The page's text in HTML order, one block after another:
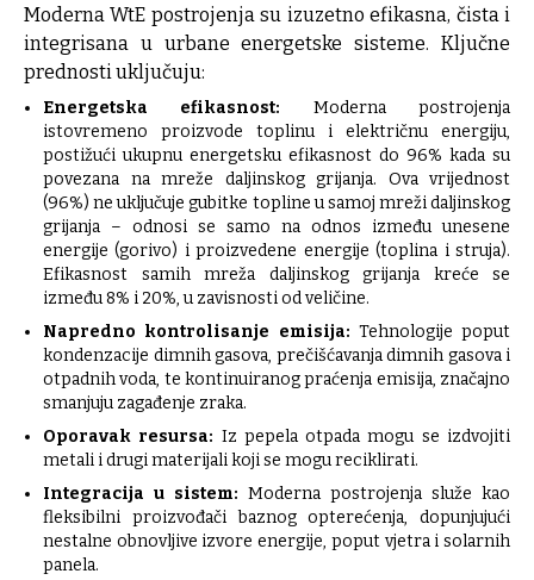
Moderna WtE postrojenja su izuzetno efikasna, čista i
integrisana u urbane energetske sisteme. Ključne
prednosti uključuju:
Energetska efikasnost: Moderna postrojenja
istovremeno proizvode toplinu i električnu energiju,
postižući ukupnu energetsku efikasnost do 96% kada su
povezana na mreže daljinskog grijanja. Ova vrijednost
(96%) ne uključuje gubitke topline u samoj mreži daljinskog
grijanja – odnosi se samo na odnos između unesene
energije (gorivo) i proizvedene energije (toplina i struja).
Efikasnost samih mreža daljinskog grijanja kreće se
između 8% i 20%, u zavisnosti od veličine.
Napredno kontrolisanje emisija: Tehnologije poput
kondenzacije dimnih gasova, prečišćavanja dimnih gasova i
otpadnih voda, te kontinuiranog praćenja emisija, značajno
smanjuju zagađenje zraka.
Oporavak resursa: Iz pepela otpada mogu se izdvojiti
metali i drugi materijali koji se mogu reciklirati.
Integracija u sistem: Moderna postrojenja služe kao
fleksibilni proizvođači baznog opterećenja, dopunjujući
nestalne obnovljive izvore energije, poput vjetra i solarnih
panela.